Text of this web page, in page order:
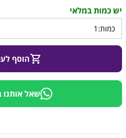
הוסף
שאל אותנו